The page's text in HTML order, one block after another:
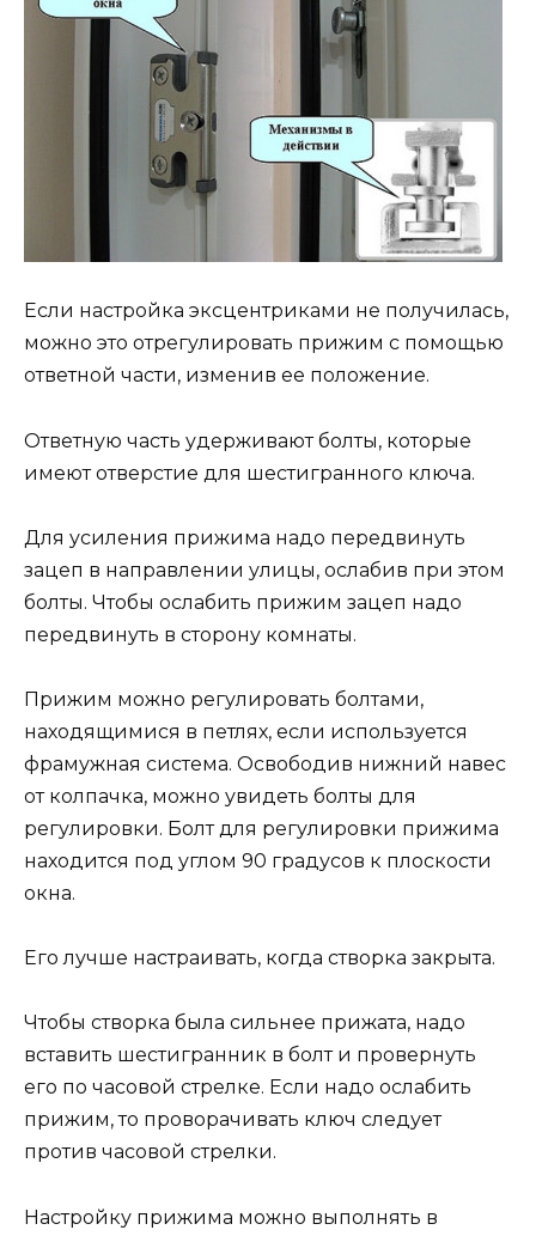
Если настройка эксцентриками не получилась,
можно это отрегулировать прижим с помощью
ответной части, изменив ее положение.
Ответную часть удерживают болты, которые
имеют отверстие для шестигранного ключа.
Для усиления прижима надо передвинуть
зацеп в направлении улицы, ослабив при этом
болты. Чтобы ослабить прижим зацеп надо
передвинуть в сторону комнаты.
Прижим можно регулировать болтами,
находящимися в петлях, если используется
фрамужная система. Освободив нижний навес
от колпачка, можно увидеть болты для
регулировки. Болт для регулировки прижима
находится под углом 90 градусов к плоскости
окна.
Его лучше настраивать, когда створка закрыта.
Чтобы створка была сильнее прижата, надо
вставить шестигранник в болт и провернуть
его по часовой стрелке. Если надо ослабить
прижим, то проворачивать ключ следует
против часовой стрелки.
Настройку прижима можно выполнять в